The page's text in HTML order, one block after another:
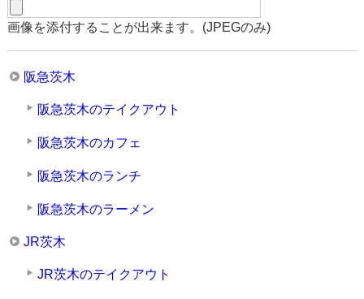
画像を添付することが出来ます。(JPEGのみ)
阪急茨木
阪急茨木のテイクアウト
阪急茨木のカフェ
阪急茨木のランチ
阪急茨木のラーメン
JR茨木
JR茨木のテイクアウト